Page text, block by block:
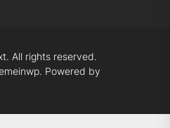
All rights reserved.
Powered by